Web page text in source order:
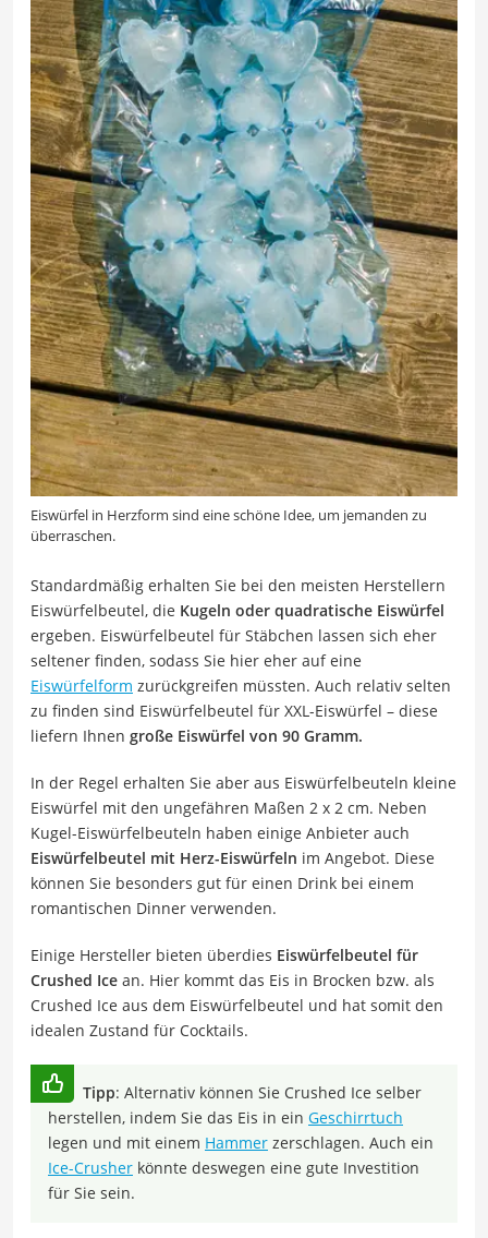
Eiswürfel in Herzform sind eine schöne Idee, um jemanden zu
überraschen.
Standardmäßig erhalten Sie bei den meisten Herstellern
Eiswürfelbeutel, die Kugeln oder quadratische Eiswürfel
ergeben. Eiswürfelbeutel für Stäbchen lassen sich eher
seltener finden, sodass Sie hier eher auf eine
Eiswürfelform zurückgreifen müssten. Auch relativ selten
zu finden sind Eiswürfelbeutel für XXL-Eiswürfel – diese
liefern Ihnen große Eiswürfel von 90 Gramm.
In der Regel erhalten Sie aber aus Eiswürfelbeuteln kleine
Eiswürfel mit den ungefähren Maßen 2 x 2 cm. Neben
Kugel-Eiswürfelbeuteln haben einige Anbieter auch
Eiswürfelbeutel mit Herz-Eiswürfeln im Angebot. Diese
können Sie besonders gut für einen Drink bei einem
romantischen Dinner verwenden.
Einige Hersteller bieten überdies Eiswürfelbeutel für
Crushed Ice an. Hier kommt das Eis in Brocken bzw. als
Crushed Ice aus dem Eiswürfelbeutel und hat somit den
idealen Zustand für Cocktails.
Tipp: Alternativ können Sie Crushed Ice selber
herstellen, indem Sie das Eis in ein Geschirrtuch
legen und mit einem Hammer zerschlagen. Auch ein
Ice-Crusher könnte deswegen eine gute Investition
für Sie sein.